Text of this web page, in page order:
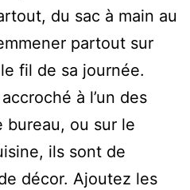
du sac à main au
partout sur
fil de sa journée.
à l’un des
bureau, ou sur le
ils sont de
décor. Ajoutez les